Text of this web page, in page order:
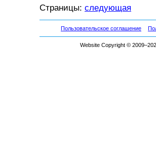
Страницы: следующая
Пользовательское соглашение
Website Copyright ©